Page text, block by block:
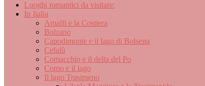
Luoghi romantici da visitare:
In Italia
Amalfi e la Costiera
Bolzano
Capodimonte e il lago di Bolsena
Cefalù
Comacchio e il delta del Po
Como e il lago
Il lago Trasimeno